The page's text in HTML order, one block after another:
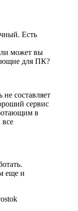
Есть
может вы
для ПК?
не составляет
сервис
в
еще и